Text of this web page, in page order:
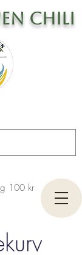
100 kr
Chili